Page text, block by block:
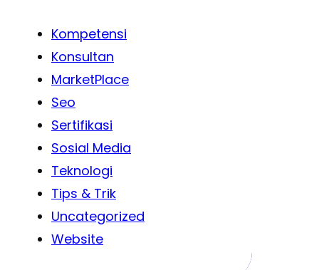
Kompetensi
Konsultan
MarketPlace
Seo
Sertifikasi
Sosial Media
Teknologi
Tips & Trik
Uncategorized
Website